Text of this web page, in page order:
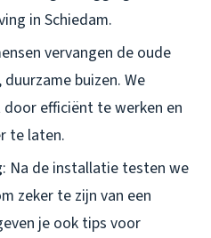
in Schiedam.
vervangen de oude
buizen. We
efficiënt te werken en
te laten.
: Na de installatie testen we
zeker te zijn van een
je ook tips voor